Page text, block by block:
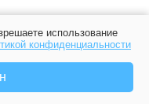
использование
конфиденциальности